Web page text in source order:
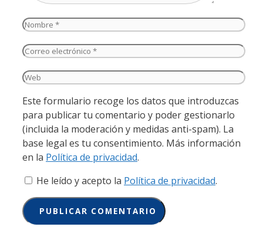
Nombre
Correo
Web
Este formulario recoge los datos que introduzcas
para publicar tu comentario y poder gestionarlo
(incluida la moderación y medidas anti-spam). La
base legal es tu consentimiento. Más información
en la Política de privacidad.
He leído y acepto la Política de privacidad.